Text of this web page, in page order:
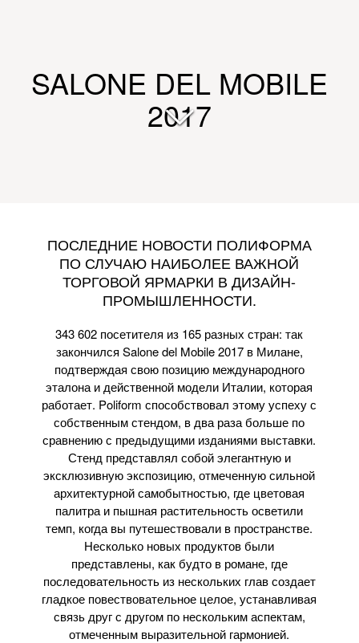
SALONE DEL MOBILE
2017
ПОСЛЕДНИЕ НОВОСТИ ПОЛИФОРМА
ПО СЛУЧАЮ НАИБОЛЕЕ ВАЖНОЙ
ТОРГОВОЙ ЯРМАРКИ В ДИЗАЙН-
ПРОМЫШЛЕННОСТИ.
343 602 посетителя из 165 разных стран: так
закончился Salone del Mobile 2017 в Милане,
подтверждая свою позицию международного
эталона и действенной модели Италии, которая
работает. Poliform способствовал этому успеху с
собственным стендом, в два раза больше по
сравнению с предыдущими изданиями выставки.
Стенд представлял собой элегантную и
эксклюзивную экспозицию, отмеченную сильной
архитектурной самобытностью, где цветовая
палитра и пышная растительность осветили
темп, когда вы путешествовали в пространстве.
Несколько новых продуктов были
представлены, как будто в романе, где
последовательность из нескольких глав создает
гладкое повествовательное целое, устанавливая
связь друг с другом по нескольким аспектам,
отмеченным выразительной гармонией.